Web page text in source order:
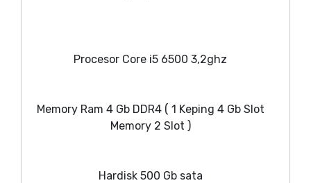
Procesor Core i5 6500 3,2ghz
Memory Ram 4 Gb DDR4 ( 1 Keping 4 Gb Slot
Memory 2 Slot )
Hardisk 500 Gb sata